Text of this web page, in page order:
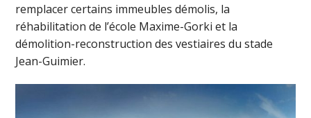
remplacer certains immeubles démolis, la
réhabilitation de l’école Maxime-Gorki et la
démolition-reconstruction des vestiaires du stade
Jean-Guimier.